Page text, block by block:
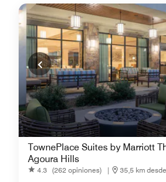
TownePlace Suites by Marriott
Agoura Hills
4.3 (262 opiniones) |
35,5 km